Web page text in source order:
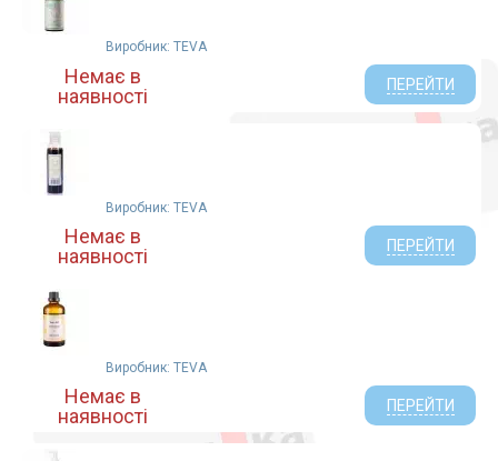
Виробник: TEVA
Немає в
наявності
ПЕРЕЙТИ
Виробник: TEVA
Немає в
наявності
ПЕРЕЙТИ
Виробник: TEVA
Немає в
наявності
ПЕРЕЙТИ